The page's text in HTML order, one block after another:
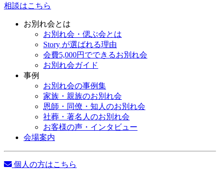
相談はこちら
お別れ会とは
お別れ会・偲ぶ会とは
Story が選ばれる理由
会費5,000円でできるお別れ会
お別れ会ガイド
事例
お別れ会の事例集
家族・親族のお別れ会
恩師・同僚・知人のお別れ会
社葬・著名人のお別れ会
お客様の声・インタビュー
会場案内
個人の方はこちら